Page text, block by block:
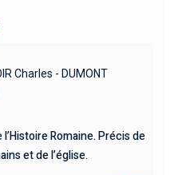
Charles - DUMONT
Romaine. Précis de
et de l’église.